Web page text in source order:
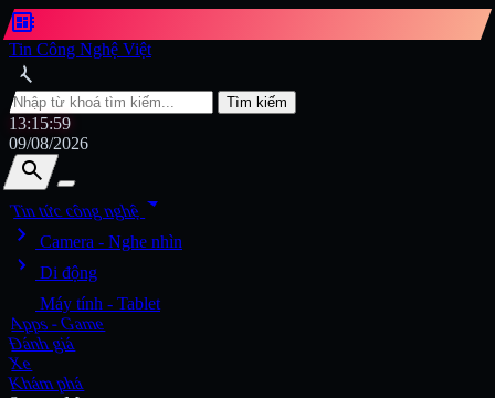
developer_board
Tin Công Nghệ Việt
search
Tìm kiếm
13:16:01
09/08/2026
search
search
Tin tức công nghệarrow_drop_down
chevron_right
Camera - Nghe nhìn
chevron_right Di động
Máy tính - Tablet
Apps - Game
Đánh giá
Xe
Khám phá